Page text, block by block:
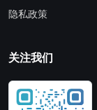
隐私政策
关注我们